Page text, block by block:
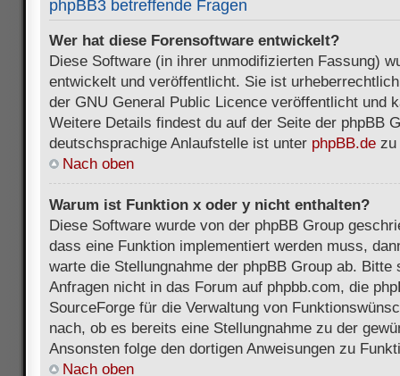
phpBB3 betreffende Fragen
Wer hat diese Forensoftware entwickelt?
Diese Software (in ihrer unmodifizierten Fassung)
entwickelt und veröffentlicht. Sie ist
der GNU General Public Licence veröffentlicht und
Weitere Details findest du auf der Seite der phpBB
deutschsprachige Anlaufstelle ist unter phpBB.de zu
Nach oben
Warum ist Funktion x oder y nicht enthalten?
Diese Software wurde von der phpBB Group
dass eine Funktion implementiert werden muss,
warte die Stellungnahme der phpBB Group ab. Bitte
Anfragen nicht in das Forum auf phpbb.com, die
SourceForge für die Verwaltung von
nach, ob es bereits eine Stellungnahme zu der
Ansonsten folge den dortigen Anweisungen zu
Nach oben